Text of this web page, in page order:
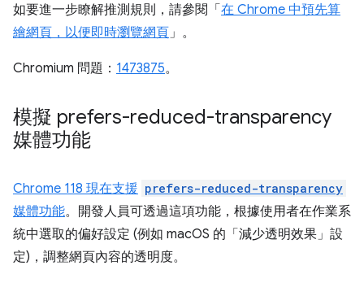
如要進一步瞭解推測規則，請參閱「在 Chrome 中預先算
繪網頁，以便即時瀏覽網頁 」。
Chromium 問題： 1473875。
模擬 prefers-reduced-transparency
媒體功能
Chrome 118 現在支援 prefers-reduced-transparency
媒體功能。開發人員可透過這項功能，根據使用者在作業系
統中選取的偏好設定 (例如 macOS 的「減少透明效果」 設
定)，調整網頁內容的透明度。